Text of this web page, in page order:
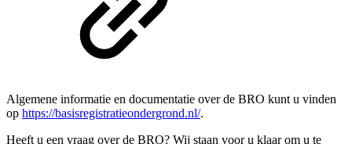
Algemene informatie en documentatie over de BRO kunt u vinden
op https://basisregistratieondergrond.nl/.
Heeft u een vraag over de BRO? Wij staan voor u klaar om u te